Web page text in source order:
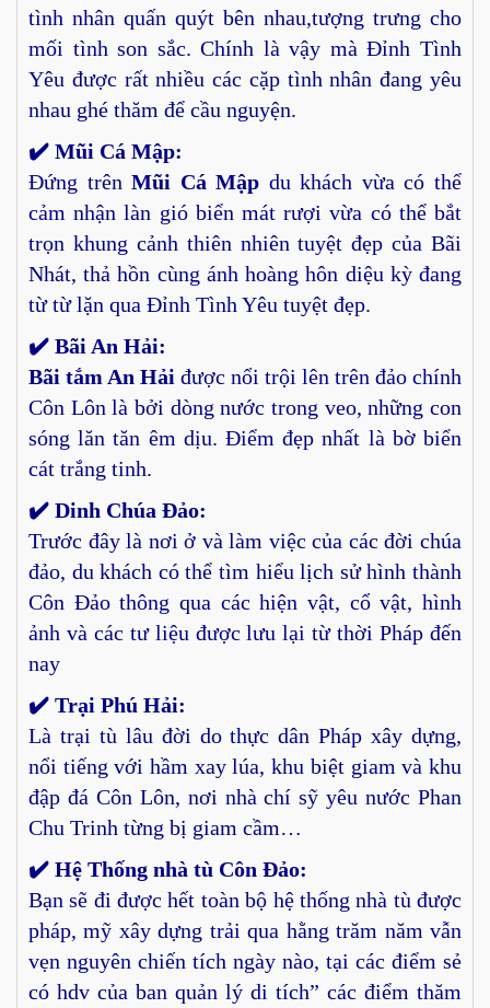
tình nhân quấn quýt bên nhau,tượng trưng cho
mối tình son sắc. Chính là vậy mà Đỉnh Tình
Yêu được rất nhiều các cặp tình nhân đang yêu
nhau ghé thăm để cầu nguyện.
✔️ Mũi Cá Mập:
Đứng trênMũi Cá Mập du khách vừa có thể
cảm nhận làn gió biển mát rượi vừa có thể bắt
trọn khung cảnh thiên nhiên tuyệt đẹp của Bãi
Nhát, thả hồn cùng ánh hoàng hôn diệu kỳ đang
từ từ lặn qua Đỉnh Tình Yêu tuyệt đẹp.
✔️ Bãi An Hải:
Bãi tắm An Hải được nổi trội lên trên đảo chính
Côn Lôn là bởi dòng nước trong veo, những con
sóng lăn tăn êm dịu. Điểm đẹp nhất là bờ biển
cát trắng tinh.
✔️ Dinh Chúa Đảo:
Trước đây là nơi ở và làm việc của các đời chúa
đảo, du khách có thể tìm hiểu lịch sử hình thành
Côn Đảo thông qua các hiện vật, cổ vật, hình
ảnh và các tư liệu được lưu lại từ thời Pháp đến
nay
✔️ Trại Phú Hải:
Là trại tù lâu đời do thực dân Pháp xây dựng,
nổi tiếng với hầm xay lúa, khu biệt giam và khu
đập đá Côn Lôn, nơi nhà chí sỹ yêu nước Phan
Chu Trinh từng bị giam cầm…
✔️ Hệ Thống nhà tù Côn Đảo:
Bạn sẽ đi được hết toàn bộ hệ thống nhà tù được
pháp, mỹ xây dựng trải qua hằng trăm năm vẫn
vẹn nguyên chiến tích ngày nào, tại các điểm sẻ
có hdv của ban quản lý di tích” các điểm thăm